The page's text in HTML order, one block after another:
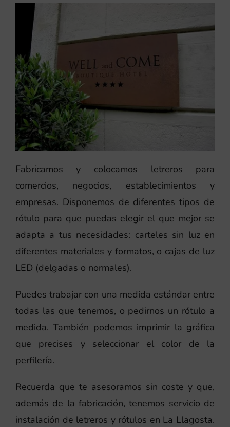
Fabricamos y colocamos letreros para
comercios, negocios, establecimientos y
empresas. Disponemos de diferentes tipos de
rótulo para que puedas elegir el que mejor se
adapta a tus necesidades: carteles sin luz en
diferentes materiales y formatos, o cajas de luz
LED (delgadas o normales).
Puedes trabajar con una medida estándar entre
todas las que tenemos, o pedirnos un rótulo a
medida. También podemos imprimir la gráfica
que precises y seleccionar el color de la
perfilería.
Recuerda que te asesoramos sin coste y que,
además de la fabricación, tenemos servicio de
instalación de letreros y rótulos en La Llagosta.